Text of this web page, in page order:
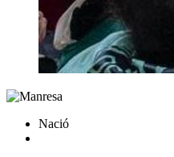
Nació